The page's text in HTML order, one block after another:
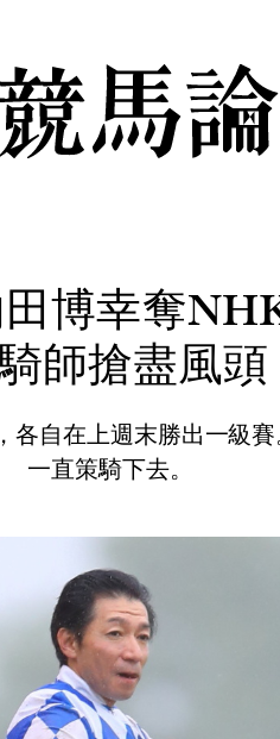
田博幸奪
師搶盡風頭
各自在上週末勝出一級
一直策騎下去。